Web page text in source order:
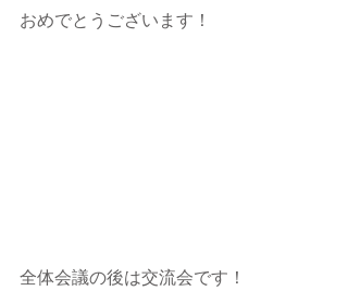
おめでとうございます！
全体会議の後は交流会です！